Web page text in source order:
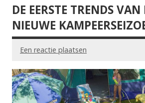
DE EERSTE TRENDS VAN
NIEUWE
Een reactie plaatsen